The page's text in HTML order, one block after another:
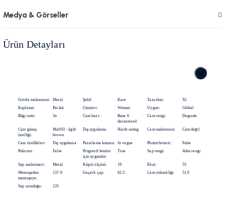
Medya & Görseller
Ürün Detayları
Gövde malzemesi: Metal Şekil: Kare Tam ebat:
Xl
Kaplama:
Parlak Cinsiyet: Woman Uygun:
Global
Bilgi notu:
3n Cam bazı:
Base 6
decentered
Cam rengi: Degrade
Cam güneş
özelliği:
Ma003 - light
brown
Dış uygulama: Hardcoating Cam malzemesi: Cam değil
Cam özellikleri: Dış uygulama Pazarlama konusu: In vogue Photochromic:
False
Polarize:
False
Progresif lensler
için uygundur:
True Sap rengi: Altın rengi
Sap malzemesi: Metal Köprü ölçüsü: 19 Ebat:
55
Menteşeden
menteşeye:
137.0 Geçerli çap: 62.3 Cam yüksekliği: 51.0
Sap uzunluğu: 135